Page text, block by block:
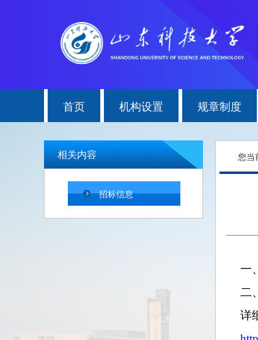
首页 机构设置 规章制度
相关内容
招标信息
您当
一、
二、
详